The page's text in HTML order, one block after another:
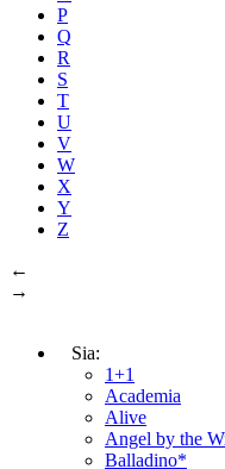
P
Q
R
S
T
U
V
W
X
Y
Z
←
→
Sia:
1+1
Academia
Alive
Angel by the
Balladino*